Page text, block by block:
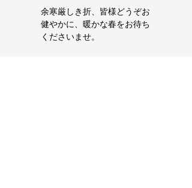
余寒厳しき折、皆様どうぞお
健やかに、暖かな春をお待ち
くださいませ。